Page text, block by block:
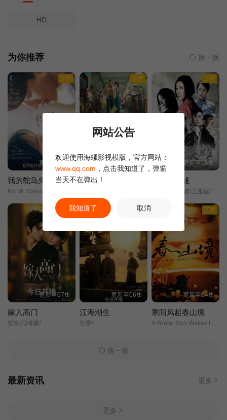
HD
为你推荐 换一换
正片
更新至01集
我的鸵鸟先生
My Mr. Ostrich/
正片
更新至06集
人鱼
正片
更新至16集
地道女英雄
果靖霖/杨子骅/王雅捷/井凌潇/张桐/瑛子/蒋伟男/赵子惠/薛芊芊/
正片
更新至07集
嫁入高门
管栎/闫睿豪/
正片
更新至06集
江海潮生
张謇/
正片
更新至04集
寒阳风起春山境
A Winter Sun Wakes the Wind in Spring Hill/
换一换
最新资讯 更多
更多
网站公告
欢迎使用海螺影视模版，官方网站：
www.qq.com ，点击我知道了，弹窗
当天不在弹出！
我知道了 取消